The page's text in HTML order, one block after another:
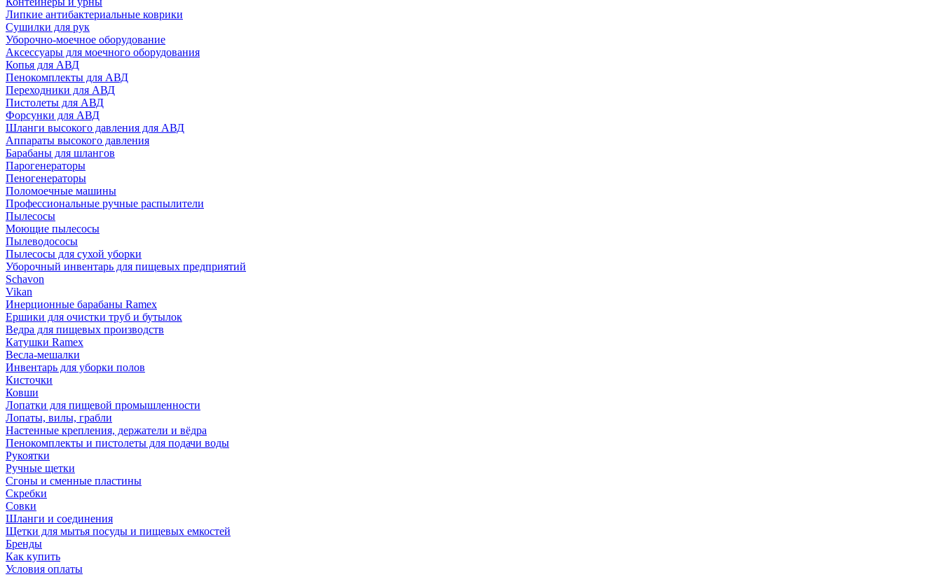
Липкие антибактериальные коврики
Сушилки для рук
Уборочно-моечное оборудование
Аксессуары для моечного оборудования
Копья для АВД
Пенокомплекты для АВД
Переходники для АВД
Пистолеты для АВД
Форсунки для АВД
Шланги высокого давления для АВД
Аппараты высокого давления
Барабаны для шлангов
Парогенераторы
Пеногенераторы
Поломоечные машины
Профессиональные ручные распылители
Пылесосы
Моющие пылесосы
Пылеводососы
Пылесосы для сухой уборки
Уборочный инвентарь для пищевых предприятий
Schavon
Vikan
Инерционные барабаны Ramex
Ершики для очистки труб и бутылок
Ведра для пищевых производств
Катушки Ramex
Весла-мешалки
Инвентарь для уборки полов
Кисточки
Ковши
Лопатки для пищевой промышленности
Лопаты, вилы, грабли
Настенные крепления, держатели и вёдра
Пенокомплекты и пистолеты для подачи воды
Рукоятки
Ручные щетки
Сгоны и сменные пластины
Скребки
Совки
Шланги и соединения
Щетки для мытья посуды и пищевых емкостей
Бренды
Как купить
Условия оплаты